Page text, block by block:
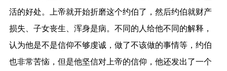
活的好处。上帝就开始折磨这个约伯了，然后约伯就财产
损失、子女丧生、浑身是病。不同的人给他不同的解释，
认为他是不是信仰不够虔诚，做了不该做的事情等，约伯
也非常苦恼，但是他坚信对上帝的信仰，他还发出了一个